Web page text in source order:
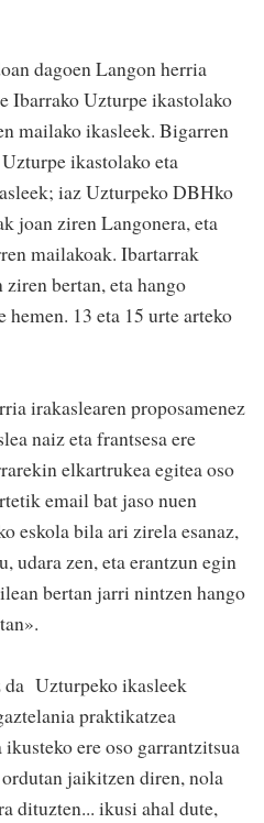
dagoen Langon herria
Ibarrako Uzturpe ikastolako
mailako ikasleek. Bigarren
ikastolako eta
iaz Uzturpeko DBHko
joan ziren Langonera, eta
mailakoak. Ibartarrak
bertan, eta hango
hemen. 13 eta 15 urte arteko
irakaslearen proposamenez
naiz eta frantsesa ere
elkartrukea egitea oso
email bat jaso nuen
eskola bila ari zirela esanaz,
udara zen, eta erantzun egin
bertan jarri nintzen hango
da Uzturpeko ikasleek
praktikatzea
ere oso garrantzitsua
jaikitzen diren, nola
dituzten... ikusi ahal dute,